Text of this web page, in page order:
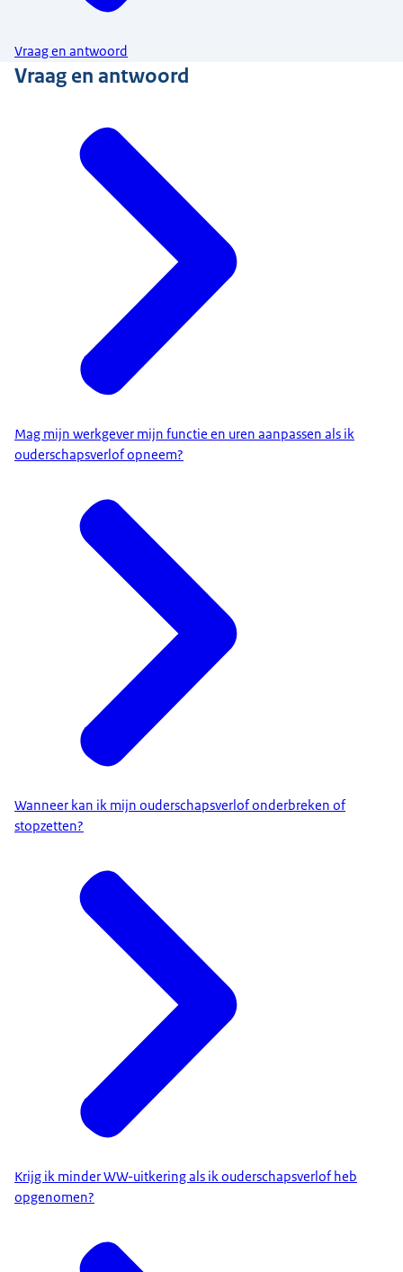
Vraag en antwoord
Vraag en antwoord
Mag mijn werkgever mijn functie en uren aanpassen als ik
ouderschapsverlof opneem?
Wanneer kan ik mijn ouderschapsverlof onderbreken of
stopzetten?
Krijg ik minder WW-uitkering als ik ouderschapsverlof heb
opgenomen?